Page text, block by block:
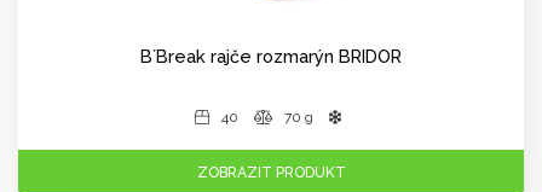
B´Break rajče rozmarýn BRIDOR
40 70 g
ZOBRAZIT PRODUKT